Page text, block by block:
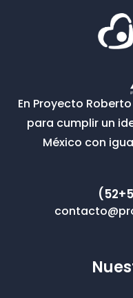
En Proyecto
para cumplir un
México con